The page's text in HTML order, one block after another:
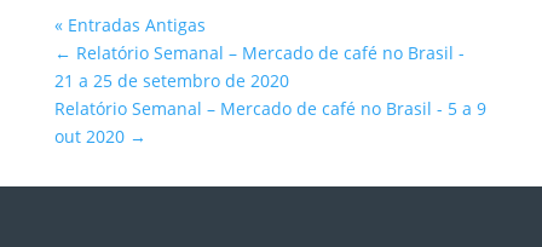
« Entradas Antigas
← Relatório Semanal – Mercado de café no Brasil -
21 a 25 de setembro de 2020
Relatório Semanal – Mercado de café no Brasil - 5 a 9
out 2020→